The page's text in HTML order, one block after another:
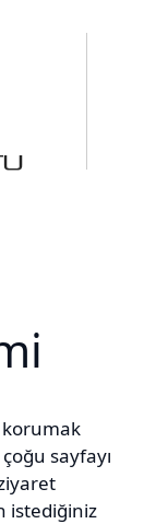
korumak
sayfayı
istediğiniz